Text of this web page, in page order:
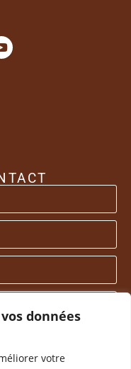
données
votre